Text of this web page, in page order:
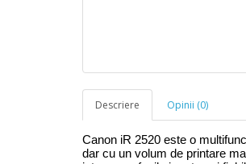
Descriere Opinii (0)
Canon iR 2520 este o
dar cu un volum de printare